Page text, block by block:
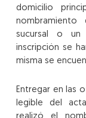
domicilio
sucursal o un
inscripción se
misma se
Entregar en las
legible del